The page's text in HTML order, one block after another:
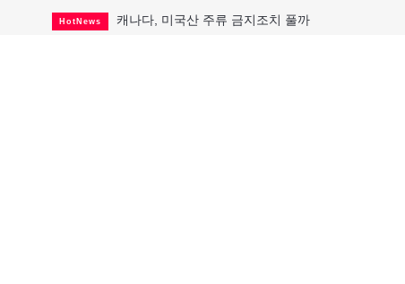
HotNews 캐나다, 미국산 주류 금지조치 풀까